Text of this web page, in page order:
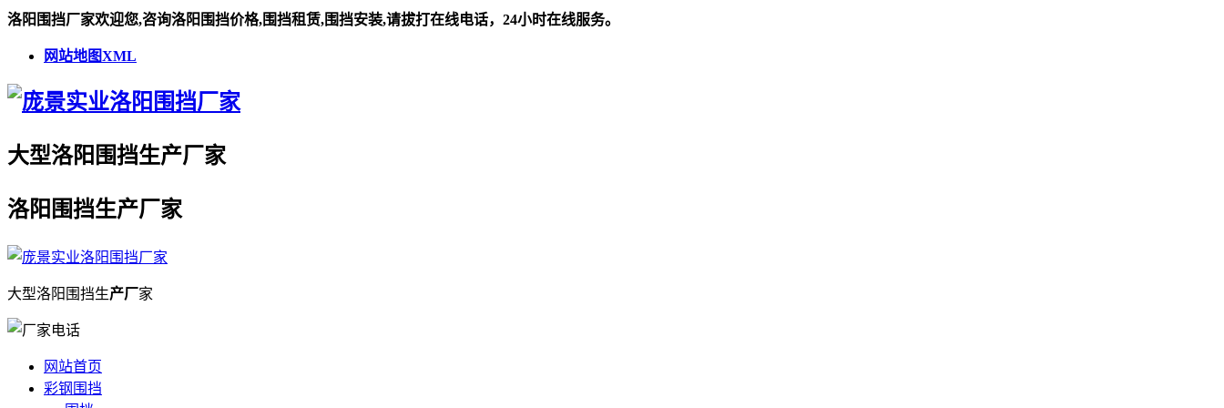
洛阳围挡厂家欢迎您,咨询洛阳围挡价格,围挡租赁,围挡安装,请拔打在线电话，24小时在线服务。
网站地图XML
大型洛阳围挡生产厂家
洛阳围挡生产厂家
大型洛阳围挡生产厂家
网站首页
彩钢围挡